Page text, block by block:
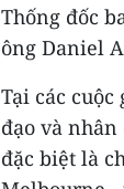
Thống đốc
ông Daniel
Tại các
đạo và
đặc biệt là